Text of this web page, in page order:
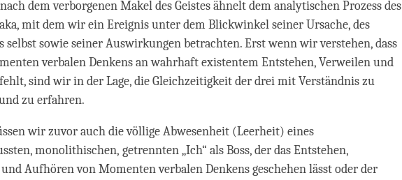
dem verborgenen Makel des Geistes ähnelt dem analytischen Prozess des
mit dem wir ein Ereignis unter dem Blickwinkel seiner Ursache, des
selbst sowie seiner Auswirkungen betrachten. Erst wenn wir verstehen, dass
verbalen Denkens an wahrhaft existentem Entstehen, Verweilen und
sind wir in der Lage, die Gleichzeitigkeit der drei mit Verständnis zu
zu erfahren.
wir zuvor auch die völlige Abwesenheit (Leerheit) eines
monolithischen‚ getrennten „Ich“ als Boss, der das Entstehen,
Aufhören von Momenten verbalen Denkens geschehen lässt oder der